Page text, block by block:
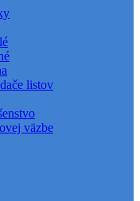
listov
väzbe